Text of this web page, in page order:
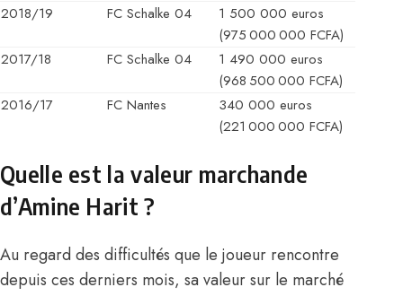
2018/19
FC Schalke 04
1 500 000 euros
(975 000 000 FCFA)
2017/18
FC Schalke 04
1 490 000 euros
(968 500 000 FCFA)
2016/17
FC Nantes
340 000 euros
(221 000 000 FCFA)
Quelle est la valeur marchande
d’Amine Harit ?
Au regard des difficultés que le joueur rencontre
depuis ces derniers mois, sa valeur sur le marché